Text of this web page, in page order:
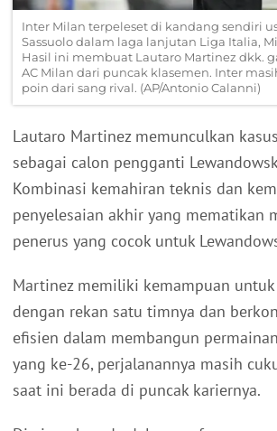
Inter Milan terpeleset di kandang sendiri
Sassuolo dalam laga lanjutan Liga Italia,
Hasil ini membuat Lautaro Martinez dkk.
AC Milan dari puncak klasemen. Inter
poin dari sang rival. (AP/Antonio Calanni)
Lautaro Martinez memunculkan
sebagai calon pengganti
Kombinasi kemahiran teknis dan
penyelesaian akhir yang mematikan
penerus yang cocok untuk
Martinez memiliki kemampuan
dengan rekan satu timnya dan
efisien dalam membangun
yang ke-26, perjalanannya masih
saat ini berada di puncak kariernya.